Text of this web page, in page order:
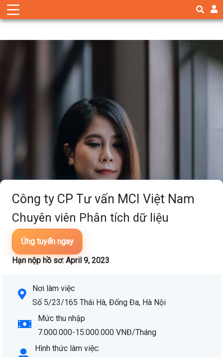
Công ty CP Tư vấn MCI Việt Nam
Chuyên viên Phân tích dữ liệu
Ứng tuyển ngay
Hạn nộp hồ sơ: April 9, 2023
Nơi làm việc
Số 5/23/165 Thái Hà, Đống Đa, Hà Nội
Mức thu nhập
7.000.000-15.000.000 VNĐ/Tháng
Hình thức làm việc: